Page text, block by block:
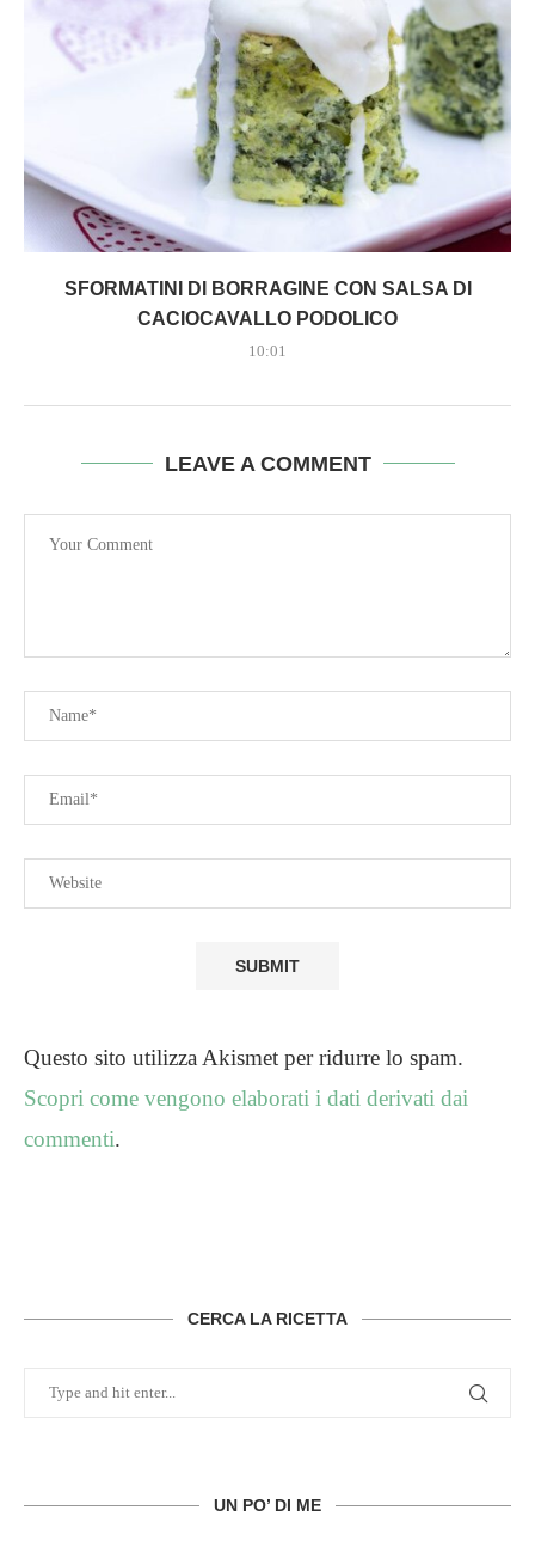
SFORMATINI DI BORRAGINE CON SALSA DI
CACIOCAVALLO PODOLICO
10:01
LEAVE A COMMENT
Questo sito utilizza Akismet per ridurre lo spam.
Scopri come vengono elaborati i dati derivati dai
commenti.
CERCA LA RICETTA
UN PO’ DI ME